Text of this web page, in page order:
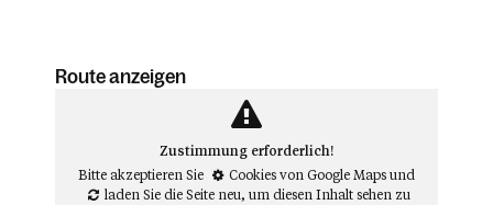
Route anzeigen
Zustimmung erforderlich!
Bitte akzeptieren Sie
Cookies von Google Mapsund
laden Sie die Seite neu, um diesen Inhalt sehen zu